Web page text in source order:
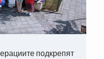
подкрепят